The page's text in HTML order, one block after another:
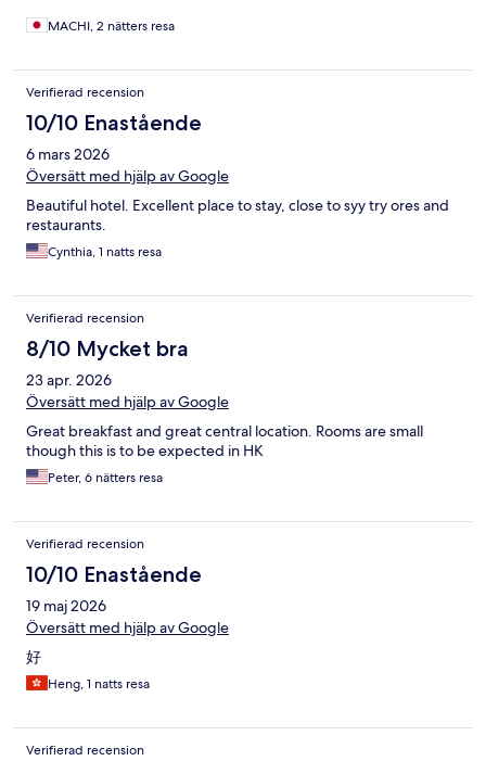
MACHI, 2 nätters resa
Verifierad recension
10/10 Enastående
6 mars 2026
Översätt med hjälp av Google
Beautiful hotel. Excellent place to stay, close to syy try ores and
restaurants.
Cynthia, 1 natts resa
Verifierad recension
8/10 Mycket bra
23 apr. 2026
Översätt med hjälp av Google
Great breakfast and great central location. Rooms are small
though this is to be expected in HK
Peter, 6 nätters resa
Verifierad recension
10/10 Enastående
19 maj 2026
Översätt med hjälp av Google
好
Heng, 1 natts resa
Verifierad recension